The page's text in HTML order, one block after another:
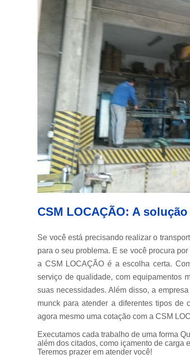
CSM LOCAÇÃO: A
Se você está precisando realizar o
para o seu problema. E se você procura
a CSM LOCAÇÃO é a escolha certa.
serviço de qualidade, com equipamentos
suas necessidades. Além disso, a
munck para atender a diferentes tipos de
agora mesmo uma cotação com a CSM
Executamos cada trabalho de uma forma
além dos citados, como içamento de carga
Teremos prazer em atender você!